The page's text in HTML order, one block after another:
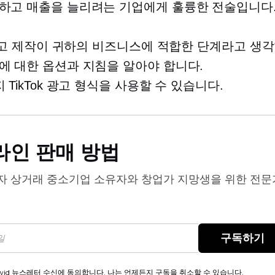
고 매출을 늘리려는 기업에게 훌륭한 전술입니다.
제작이 귀하의 비즈니스에 적합한 단계라고 생각
대한 옵션과 지침을 알아야 합니다.
TikTok 광고 형식을 사용할 수 있습니다.
인 판매 방법
상거래 중소기업 소유자와 창업가 지망생을 위한 전문
구독하기
뉴스레터 수신에 동의합니다. 나는 언제든지 구독을 취소할 수 있습니다.